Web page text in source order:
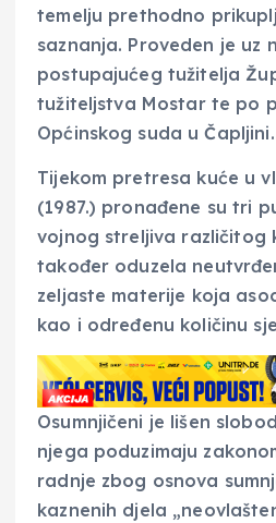
temelju prethodno
saznanja. Proveden je uz
postupajućeg tužitelja
tužiteljstva Mostar te po
Općinskog suda u Čapljini.
Tijekom pretresa kuće u
(1987.) pronađene su tri
vojnog streljiva različitog
također oduzela
zeljaste materije koja
kao i određenu količinu
Osumnjičeni je lišen
njega poduzimaju
radnje zbog osnova
kaznenih djela